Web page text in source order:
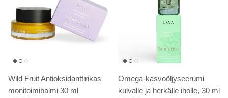
Wild Fruit Antioksidanttirikas
monitoimibalmi 30 ml
Omega-kasvoöljyseerumi
kuivalle ja herkälle iholle, 30 ml